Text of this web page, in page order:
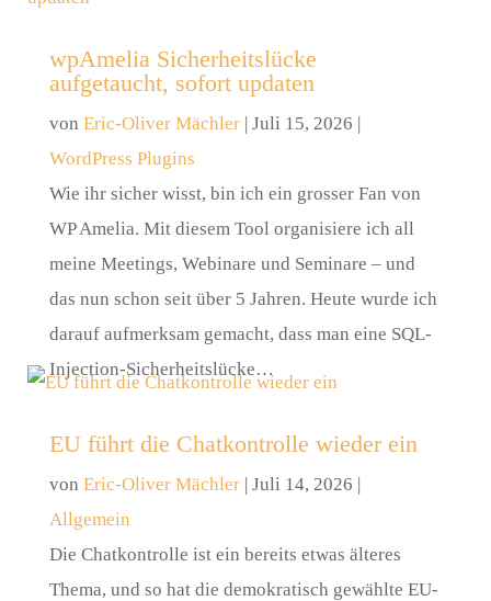
wpAmelia Sicherheitslücke
aufgetaucht, sofort updaten
von Eric-Oliver Mächler| Juli 15, 2026 |
WordPress Plugins
Wie ihr sicher wisst, bin ich ein grosser Fan von
WP Amelia. Mit diesem Tool organisiere ich all
meine Meetings, Webinare und Seminare – und
das nun schon seit über 5 Jahren. Heute wurde ich
darauf aufmerksam gemacht, dass man eine SQL-
Injection-Sicherheitslücke…
EU führt die Chatkontrolle wieder ein
von Eric-Oliver Mächler| Juli 14, 2026 |
Allgemein
Die Chatkontrolle ist ein bereits etwas älteres
Thema, und so hat die demokratisch gewählte EU-